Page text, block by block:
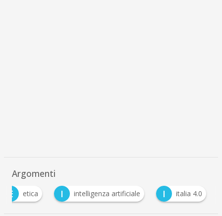
Argomenti
E
etica I intelligenza artificiale I italia 4.0